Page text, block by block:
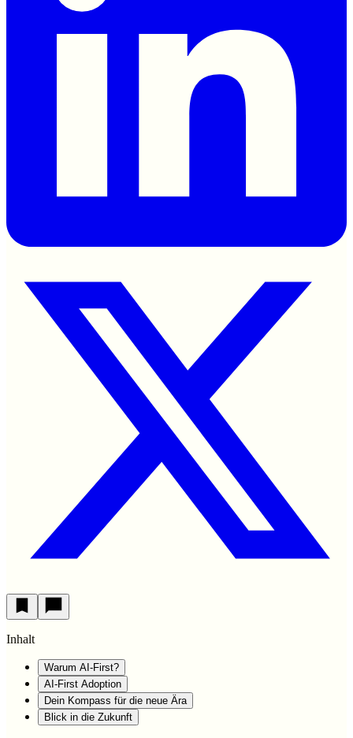
Inhalt
Warum AI-First?
AI-First Adoption
Dein Kompass für die neue Ära
Blick in die Zukunft